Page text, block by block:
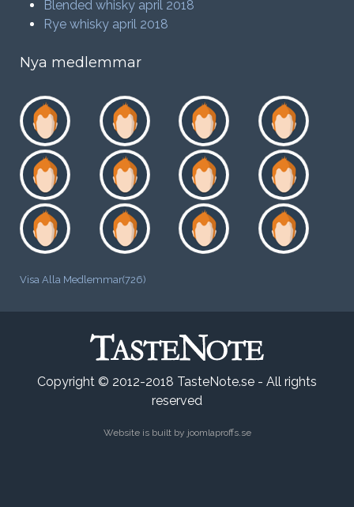
Blended whisky april 2018
Rye whisky april 2018
Nya medlemmar
Visa Alla Medlemmar(726)
Copyright © 2012-2018 TasteNote.se - All rights
reserved
Website is built by joomlaproffs.se